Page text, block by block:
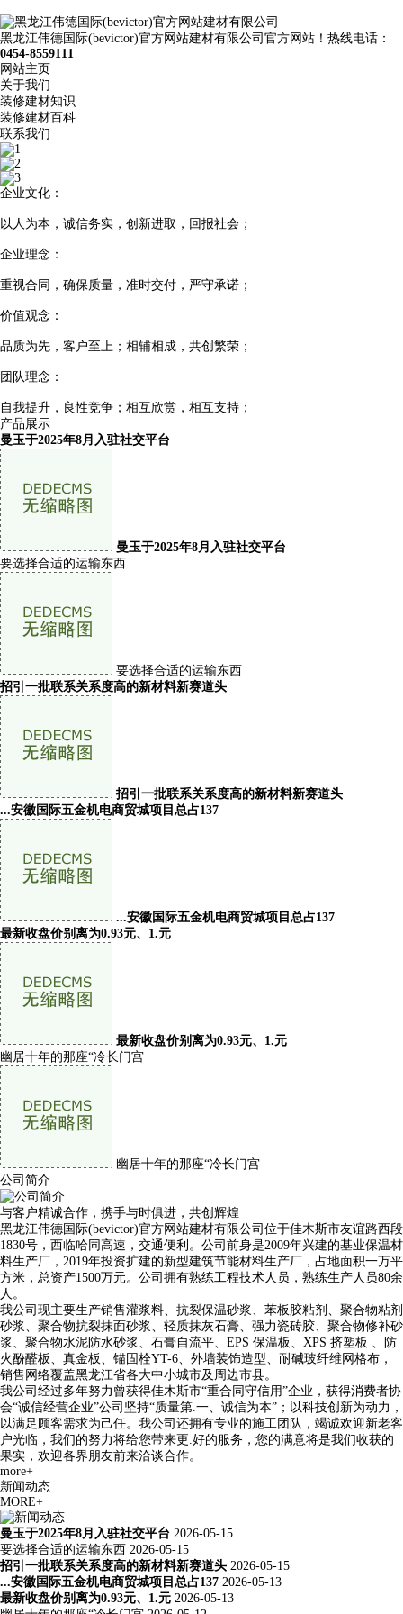
黑龙江伟德国际(bevictor)官方网站建材有限公司官方网站！热线电话：
0454-8559111
网站主页
关于我们
装修建材知识
装修建材百科
联系我们
企业文化：
以人为本，诚信务实，创新进取，回报社会；
企业理念：
重视合同，确保质量，准时交付，严守承诺；
价值观念：
品质为先，客户至上；相辅相成，共创繁荣；
团队理念：
自我提升，良性竞争；相互欣赏，相互支持；
产品展示
曼玉于2025年8月入驻社交平台
曼玉于2025年8月入驻社交平台
要选择合适的运输东西
要选择合适的运输东西
招引一批联系关系度高的新材料新赛道头
招引一批联系关系度高的新材料新赛道头
...安徽国际五金机电商贸城项目总占137
...安徽国际五金机电商贸城项目总占137
最新收盘价别离为0.93元、1.元
最新收盘价别离为0.93元、1.元
幽居十年的那座“冷长门宫
幽居十年的那座“冷长门宫
公司简介
与客户精诚合作，携手与时俱进，共创辉煌
黑龙江伟德国际(bevictor)官方网站建材有限公司位于佳木斯市友谊路西段
1830号，西临哈同高速，交通便利。公司前身是2009年兴建的基业保温材
料生产厂，2019年投资扩建的新型建筑节能材料生产厂，占地面积一万平
方米，总资产1500万元。公司拥有熟练工程技术人员，熟练生产人员80余
人。
我公司现主要生产销售灌浆料、抗裂保温砂浆、苯板胶粘剂、聚合物粘剂
砂浆、聚合物抗裂抹面砂浆、轻质抹灰石膏、强力瓷砖胶、聚合物修补砂
浆、聚合物水泥防水砂浆、石膏自流平、EPS 保温板、XPS 挤塑板 、防
火酚醛板、真金板、锚固栓YT-6、外墙装饰造型、耐碱玻纤维网格布，
销售网络覆盖黑龙江省各大中小城市及周边市县。
我公司经过多年努力曾获得佳木斯市“重合同守信用”企业，获得消费者协
会“诚信经营企业”公司坚持“质量第.一、诚信为本”；以科技创新为动力，
以满足顾客需求为己任。我公司还拥有专业的施工团队，竭诚欢迎新老客
户光临，我们的努力将给您带来更.好的服务，您的满意将是我们收获的
果实，欢迎各界朋友前来洽谈合作。
more+
新闻动态
MORE+
曼玉于2025年8月入驻社交平台 2026-05-15
要选择合适的运输东西 2026-05-15
招引一批联系关系度高的新材料新赛道头 2026-05-15
...安徽国际五金机电商贸城项目总占137 2026-05-13
最新收盘价别离为0.93元、1.元 2026-05-13